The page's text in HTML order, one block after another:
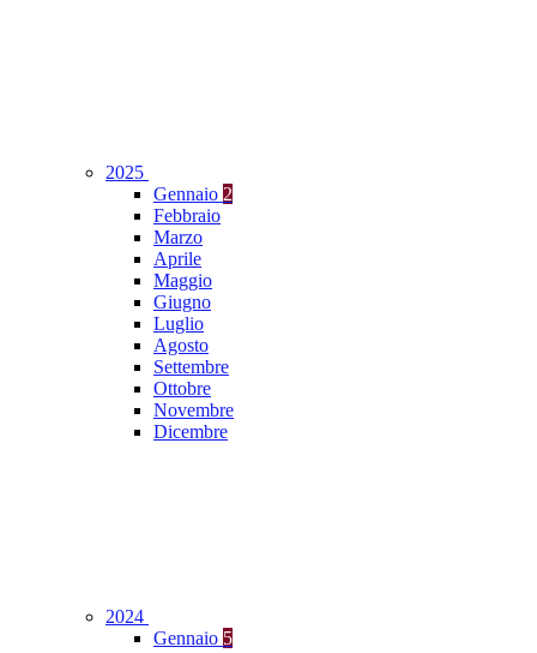
2025
Gennaio 2
Febbraio
Marzo
Aprile
Maggio
Giugno
Luglio
Agosto
Settembre
Ottobre
Novembre
Dicembre
2024
Gennaio 5